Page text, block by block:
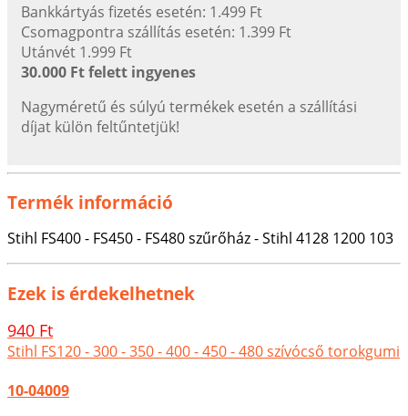
Bankkártyás fizetés esetén: 1.499 Ft
Csomagpontra szállítás esetén: 1.399 Ft
Utánvét 1.999 Ft
30.000 Ft felett ingyenes
Nagyméretű és súlyú termékek esetén a szállítási
díjat külön feltűntetjük!
Termék információ
Stihl FS400 - FS450 - FS480 szűrőház - Stihl 4128 1200 103
Ezek is érdekelhetnek
940 Ft
Stihl FS120 - 300 - 350 - 400 - 450 - 480 szívócső torokgumi
10-04009